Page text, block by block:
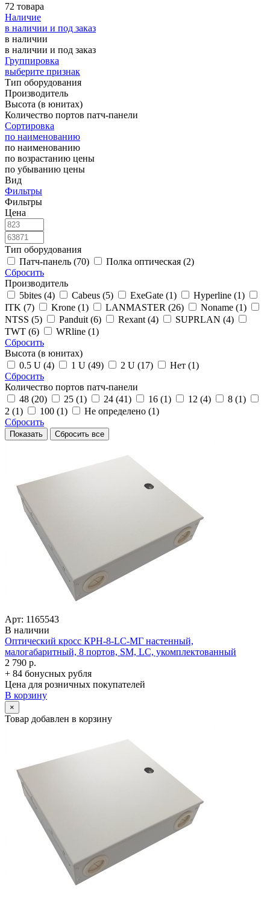
72 товара
Наличие
в наличии и под заказ
в наличии
в наличии и под заказ
Группировка
выберите признак
Тип оборудования
Производитель
Высота (в юнитах)
Количество портов патч-панели
Сортировка
по наименованию
по наименованию
по возрастанию цены
по убыванию цены
Вид
Фильтры
Фильтры
Цена
Тип оборудования
Патч-панель (70)
Полка оптическая (2)
Сбросить
Производитель
5bites (4)
Cabeus (5) ExeGate (1)
Hyperline (1)
ITK (7)
Krone (1) LANMASTER (26)
Noname (1)
NTSS (5)
Panduit (6) Rexant (4)
SUPRLAN (4)
TWT (6)
WRline (1)
Сбросить
Высота (в юнитах)
0.5 U (4)
1 U (49) 2 U (17)
Нет (1)
Сбросить
Количество портов патч-панели
48 (20)
25 (1) 24 (41) 16 (1) 12 (4)
8 (1)
2 (1)
100 (1)
Не определено (1)
Сбросить
Арт: 1165543
В наличии
Оптический кросс КРН-8-LC-МГ настенный,
малогабаритный, 8 портов, SM, LC, укомплектованный
2 790 р.
+ 84 бонусных рубля
Цена для розничных покупателей
В корзину
×
Товар добавлен в корзину